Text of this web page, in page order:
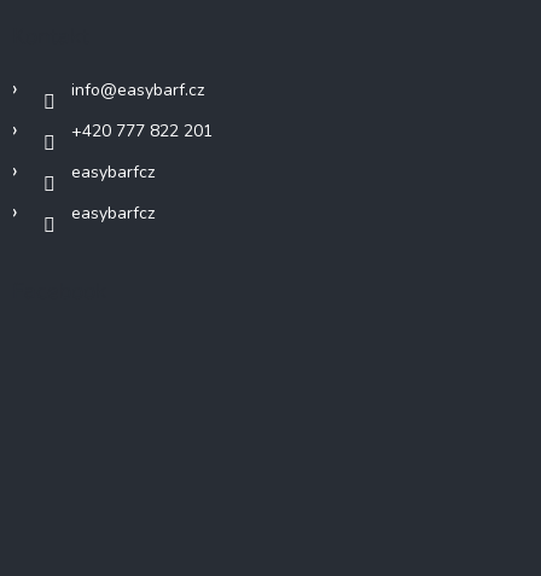
info@easybarf.cz
+420 777 822 201
easybarfcz
easybarfcz